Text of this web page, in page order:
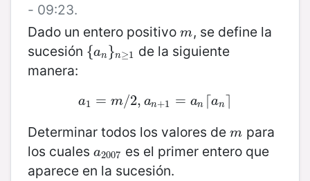
- 09:23.
Dado un entero positivo m
m, se define la
sucesión {an }n≥1
{an}n≥1 de la siguiente
manera:
a1 = m/2, an+1 = an ⌈an⌉
a1=m/2, an+1 =a n⌈a n⌉
Determinar todos los valores de m
m para
los cuales a2007
a2007es el primer entero que
aparece en la sucesión.